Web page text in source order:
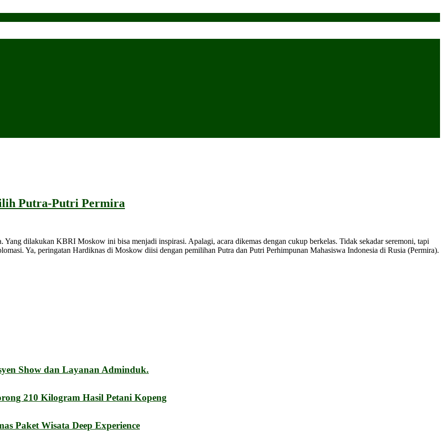
Putra-Putri Permira
dilakukan KBRI Moskow ini bisa menjadi inspirasi. Apalagi, acara dikemas dengan cukup berkelas. Tidak sekadar seremoni, tapi
Ya, peringatan Hardiknas di Moskow diisi dengan pemilihan Putra dan Putri Perhimpunan Mahasiswa Indonesia di Rusia (Permira).
Show dan Layanan Adminduk.
210 Kilogram Hasil Petani Kopeng
Paket Wisata Deep Experience